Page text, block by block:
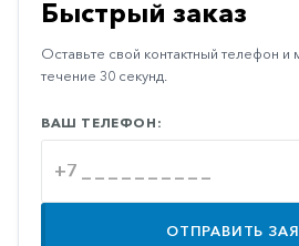
средства
Остеопороз
Офтальмология
Быстрый заказ
Оставьте свой контактный телефон
течение 30 секунд.
ВАШ ТЕЛЕФОН:
ОТПРАВИТЬ